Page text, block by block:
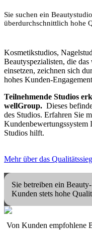
Sie suchen ein
überdurchschnittlich hohe
Kosmetikstudios,
Beautyspezialisten, die
einsetzen, zeichnen sich
hohes Kunden-
Teilnehmende Studios
wellGroup. Dieses
des Studios. Erfahren Sie
Kundenbewertungssystem
Studios hilft.
Mehr über das
Sie betreiben ein
Kunden stets hohe
Von Kunden empfohlene